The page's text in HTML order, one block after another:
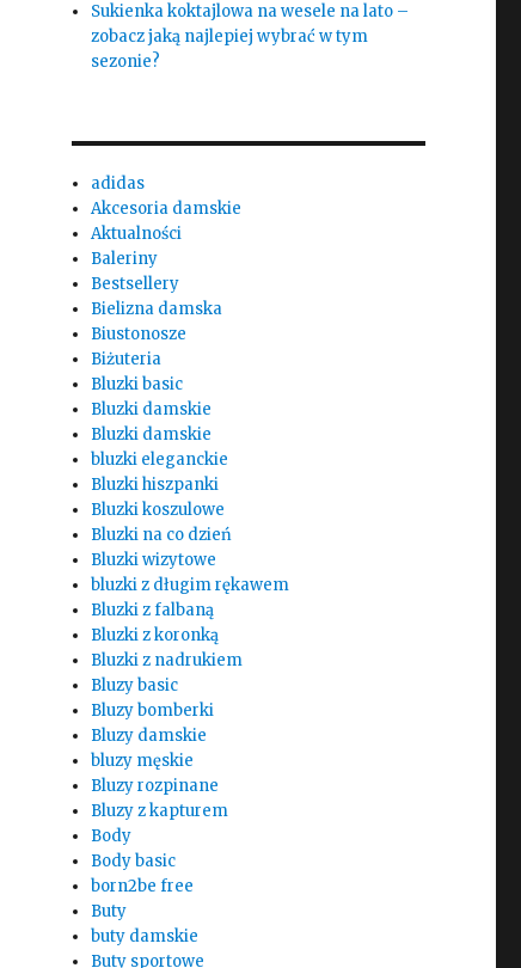
Sukienka koktajlowa na wesele na lato –
zobacz jaką najlepiej wybrać w tym
sezonie?
adidas
Akcesoria damskie
Aktualności
Baleriny
Bestsellery
Bielizna damska
Biustonosze
Biżuteria
Bluzki basic
Bluzki damskie
Bluzki damskie
bluzki eleganckie
Bluzki hiszpanki
Bluzki koszulowe
Bluzki na co dzień
Bluzki wizytowe
bluzki z długim rękawem
Bluzki z falbaną
Bluzki z koronką
Bluzki z nadrukiem
Bluzy basic
Bluzy bomberki
Bluzy damskie
bluzy męskie
Bluzy rozpinane
Bluzy z kapturem
Body
Body basic
born2be free
Buty
buty damskie
Buty sportowe